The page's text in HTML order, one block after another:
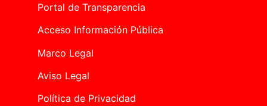
Portal de Transparencia
Acceso Información Pública
Marco Legal
Aviso Legal
Política de Privacidad